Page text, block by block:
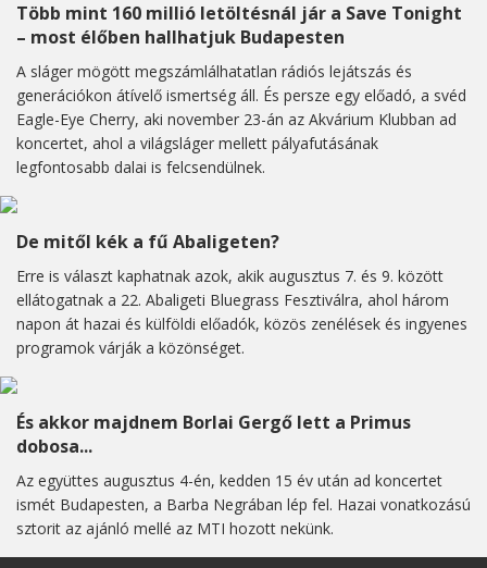
Több mint 160 millió letöltésnál jár a Save Tonight
– most élőben hallhatjuk Budapesten
A sláger mögött megszámlálhatatlan rádiós lejátszás és
generációkon átívelő ismertség áll. És persze egy előadó, a svéd
Eagle-Eye Cherry, aki november 23-án az Akvárium Klubban ad
koncertet, ahol a világsláger mellett pályafutásának
legfontosabb dalai is felcsendülnek.
De mitől kék a fű Abaligeten?
Erre is választ kaphatnak azok, akik augusztus 7. és 9. között
ellátogatnak a 22. Abaligeti Bluegrass Fesztiválra, ahol három
napon át hazai és külföldi előadók, közös zenélések és ingyenes
programok várják a közönséget.
És akkor majdnem Borlai Gergő lett a Primus
dobosa...
Az együttes augusztus 4-én, kedden 15 év után ad koncertet
ismét Budapesten, a Barba Negrában lép fel. Hazai vonatkozású
sztorit az ajánló mellé az MTI hozott nekünk.